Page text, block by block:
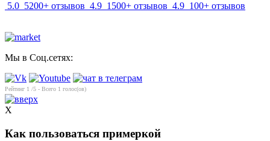
5.0 5200+ отзывов 4.9 1500+ отзывов 4.9 100+ отзывов
Мы в Соц.сетях:
Рейтинг 1 /5 - Всего 1 голос(ов)
X
Как пользоваться примеркой